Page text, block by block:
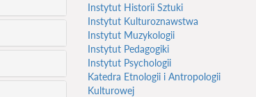
Instytut Historii Sztuki
Instytut Kulturoznawstwa
Instytut Muzykologii
Instytut Pedagogiki
Instytut Psychologii
Katedra Etnologii i Antropologii
Kulturowej